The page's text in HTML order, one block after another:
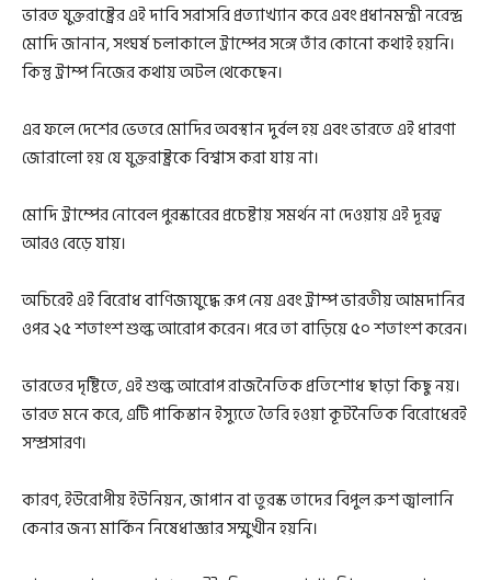
ভারত যুক্তরাষ্ট্রের এই দাবি সরাসরি প্রত্যাখ্যান করে এবং প্রধানমন্ত্রী নরেন্দ্র
মোদি জানান, সংঘর্ষ চলাকালে ট্রাম্পের সঙ্গে তাঁর কোনো কথাই হয়নি।
কিন্তু ট্রাম্প নিজের কথায় অটল থেকেছেন।
এর ফলে দেশের ভেতরে মোদির অবস্থান দুর্বল হয় এবং ভারতে এই ধারণা
জোরালো হয় যে যুক্তরাষ্ট্রকে বিশ্বাস করা যায় না।
মোদি ট্রাম্পের নোবেল পুরস্কারের প্রচেষ্টায় সমর্থন না দেওয়ায় এই দূরত্ব
আরও বেড়ে যায়।
অচিরেই এই বিরোধ বাণিজ্যযুদ্ধে রূপ নেয় এবং ট্রাম্প ভারতীয় আমদানির
ওপর ২৫ শতাংশ শুল্ক আরোপ করেন। পরে তা বাড়িয়ে ৫০ শতাংশ করেন।
ভারতের দৃষ্টিতে, এই শুল্ক আরোপ রাজনৈতিক প্রতিশোধ ছাড়া কিছু নয়।
ভারত মনে করে, এটি পাকিস্তান ইস্যুতে তৈরি হওয়া কূটনৈতিক বিরোধেরই
সম্প্রসারণ।
কারণ, ইউরোপীয় ইউনিয়ন, জাপান বা তুরস্ক তাদের বিপুল রুশ জ্বালানি
কেনার জন্য মার্কিন নিষেধাজ্ঞার সম্মুখীন হয়নি।